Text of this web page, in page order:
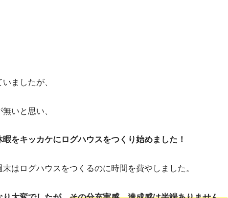
ましたが、
いと思い、
をキッカケにログハウスをつくり始めました！
はログハウスをつくるのに時間を費やしました。